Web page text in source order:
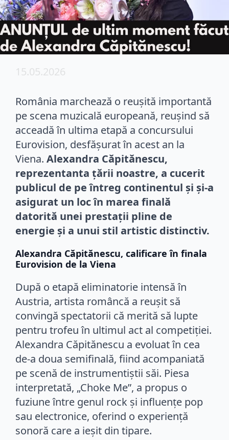
15.05.2026
România marchează o reușită importantă
pe scena muzicală europeană, reușind să
acceadă în ultima etapă a concursului
Eurovision, desfășurat în acest an la
Viena. Alexandra Căpitănescu,
reprezentanta țării noastre, a cucerit
publicul de pe întreg continentul și și-a
asigurat un loc în marea finală
datorită unei prestații pline de
energie și a unui stil artistic distinctiv.
Alexandra Căpitănescu, calificare în finala
Eurovision de la Viena
După o etapă eliminatorie intensă în
Austria, artista româncă a reușit să
convingă spectatorii că merită să lupte
pentru trofeu în ultimul act al competiției.
Alexandra Căpitănescu a evoluat în cea
de-a doua semifinală, fiind acompaniată
pe scenă de instrumentiștii săi. Piesa
interpretată, „Choke Me”, a propus o
fuziune între genul rock și influențe pop
sau electronice, oferind o experiență
sonoră care a ieșit din tipare.